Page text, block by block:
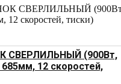
СВЕРЛИЛЬНЫЙ (900Вт,
12 скоростей,